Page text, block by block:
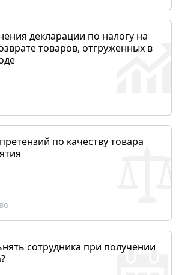
декларации по налогу на
товаров, отгруженных в
по качеству товара
сотрудника при получении